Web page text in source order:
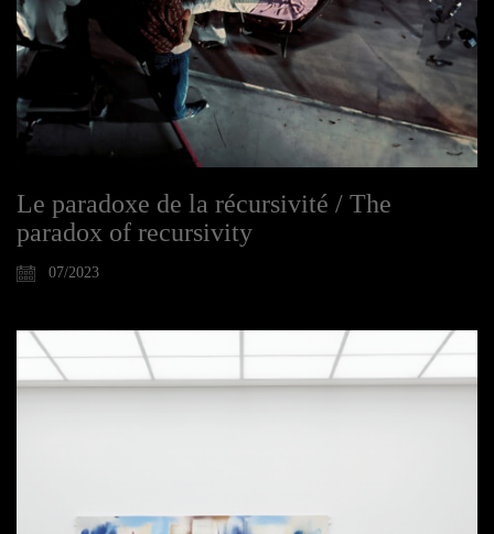
Le paradoxe de la récursivité / The
paradox of recursivity
07/2023